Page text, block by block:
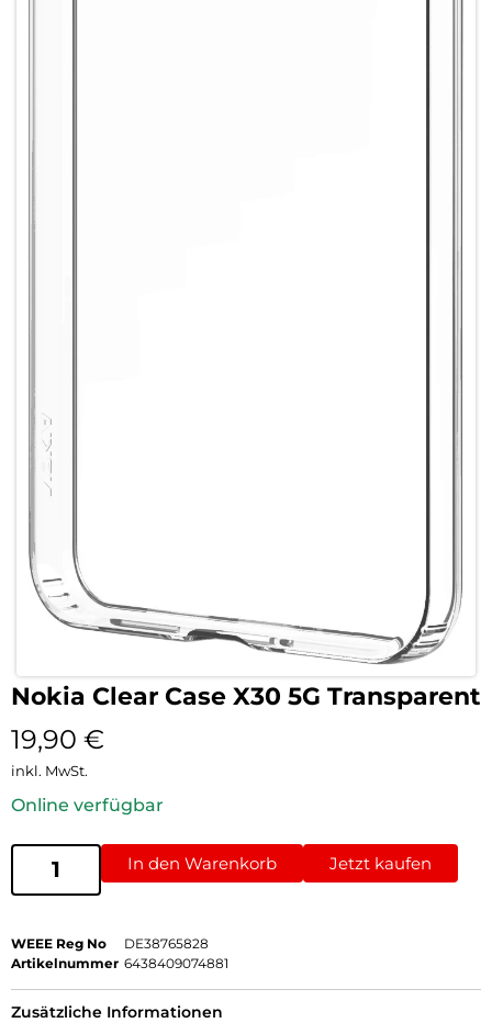
Nokia Clear Case X30 5G Transparent
19,90 €
inkl. MwSt.
Online verfügbar
In den Warenkorb Jetzt kaufen
WEEE Reg No
DE38765828
Artikelnummer 6438409074881
Zusätzliche Informationen